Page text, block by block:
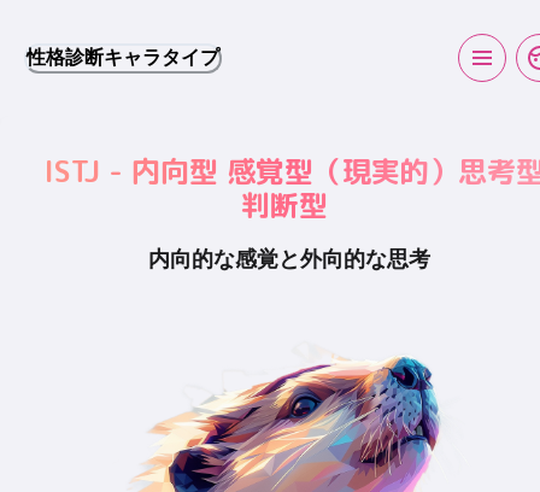
性格診断キャラタイプ
ISTJ - 内向型 感覚型（現実的）思考
判断型
内向的な感覚と外向的な思考